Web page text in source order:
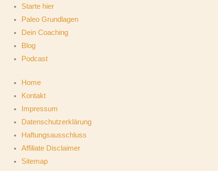
Starte hier
Paleo Grundlagen
Dein Coaching
Blog
Podcast
Home
Kontakt
Impressum
Datenschutzerklärung
Haftungsausschluss
Affiliate Disclaimer
Sitemap